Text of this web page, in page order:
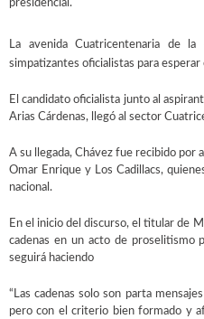
presidencial.
La avenida Cuatricentenaria de
simpatizantes oficialistas para
El candidato oficialista junto al
Arias Cárdenas, llegó al sector
A su llegada, Chávez fue recibido por
Omar Enrique y Los Cadillacs,
nacional.
En el inicio del discurso, el titular de
cadenas en un acto de proselitismo
seguirá haciendo
“Las cadenas solo son parta
pero con el criterio bien formado y